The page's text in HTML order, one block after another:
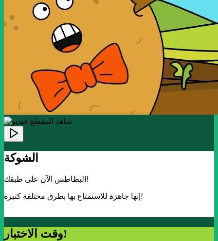
!شاهد المقطع
الشوكة
البطاطس الآن على طبقك!
إنها جاهزة للاستمتاع بها بطرق مختلفة كثيرة!
وقت الاختبار!